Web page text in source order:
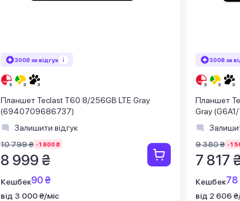
300₴ за відгук
Планшет Teclast T60 8/256GB LTE Gray
(6940709686737)
Залишити відгук
10 799 ₴ -1 800 ₴
8 999 ₴
Кешбек90 ₴
від 3 000 ₴/міс
300₴ за
Планшет
Gray
9 380 ₴ -1
7 817
Кешбек78
від 2 606